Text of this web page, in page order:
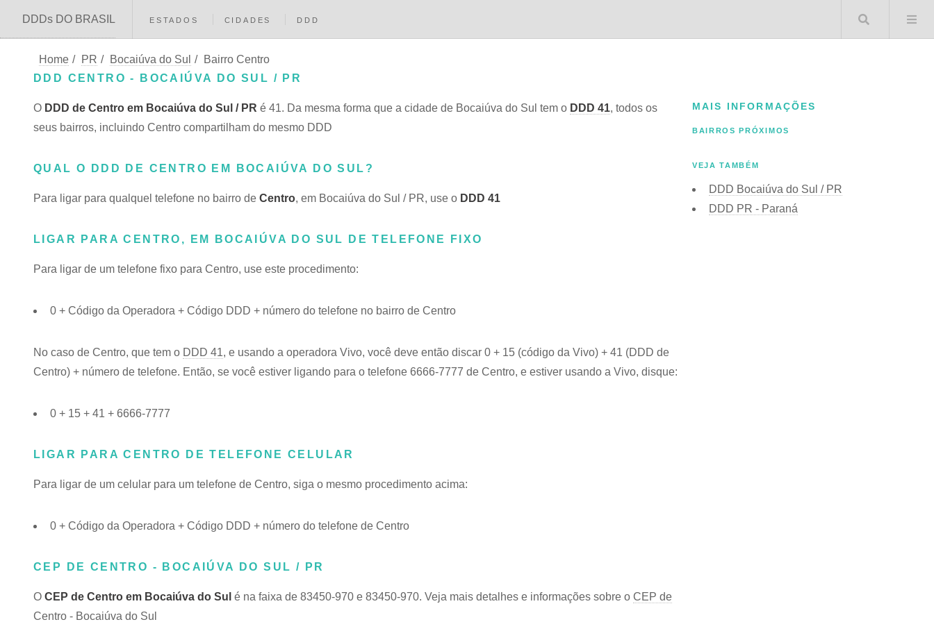
DDDs DO BRASIL ESTADOS CIDADES DDD Buscar
Home / PR / Bocaiúva do Sul /
Bairro Centro
DDD CENTRO - BOCAIÚVA DO SUL / PR
O DDD de Centro em Bocaiúva do Sul / PR é 41. Da mesma forma que a cidade de Bocaiúva do Sul tem o DDD 41, todos os
seus bairros, incluindo Centro compartilham do mesmo DDD
QUAL O DDD DE CENTRO EM BOCAIÚVA DO SUL?
Para ligar para qualquel telefone no bairro de Centro, em Bocaiúva do Sul / PR, use o DDD 41
LIGAR PARA CENTRO, EM BOCAIÚVA DO SUL DE TELEFONE FIXO
Para ligar de um telefone fixo para Centro, use este procedimento:
0 + Código da Operadora + Código DDD + número do telefone no bairro de Centro
No caso de Centro, que tem o DDD 41, e usando a operadora Vivo, você deve então discar 0 + 15 (código da Vivo) + 41 (DDD de
Centro) + número de telefone. Então, se você estiver ligando para o telefone 6666-7777 de Centro, e estiver usando a Vivo, disque:
0 + 15 + 41 + 6666-7777
LIGAR PARA CENTRO DE TELEFONE CELULAR
Para ligar de um celular para um telefone de Centro, siga o mesmo procedimento acima:
0 + Código da Operadora + Código DDD + número do telefone de Centro
CEP DE CENTRO - BOCAIÚVA DO SUL / PR
O CEP de Centro em Bocaiúva do Sul é na faixa de 83450-970 e 83450-970. Veja mais detalhes e informações sobre o CEP de
Centro - Bocaiúva do Sul
MAIS INFORMAÇÕES
BAIRROS PRÓXIMOS
VEJA TAMBÉM
DDD Bocaiúva do Sul / PR
DDD PR - Paraná